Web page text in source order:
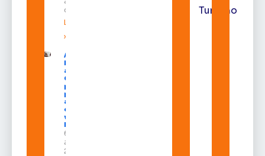
de 2026
Leia mais
»
Após veto,
Lula envia
ao
Congresso
projeto
para criar
a UNIFRON
e grava
vídeo para
Randolfe
6 de
agosto de
2026
Turismo